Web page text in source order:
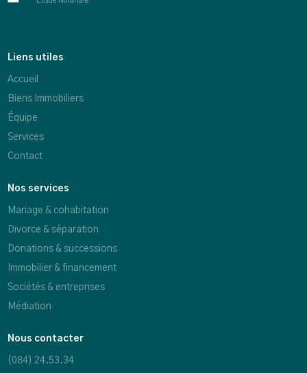
Liens utiles
Accueil
Biens Immobiliers
Équipe
Services
Contact
Nos services
Mariage & cohabitation
Divorce & séparation
Donations & successions
Immobilier & financement
Sociétés & entreprises
Médiation
Nous contacter
(084) 24.53.34